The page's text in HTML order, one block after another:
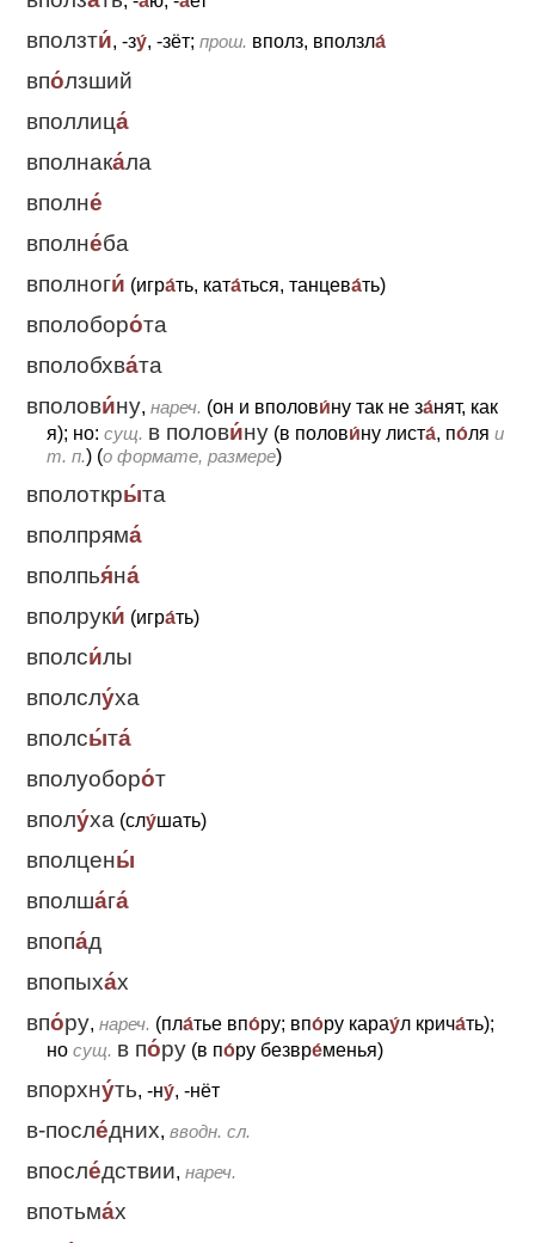
вползти́, -зу́, -зёт; прош. вполз, вползла́
впо́лзший
вполлица́
вполнака́ла
вполне́
вполне́ба
вполноги́ (игра́ть, ката́ться, танцева́ть)
вполоборо́та
вполобхва́та
вполови́ну, нареч. (он и вполови́ну так не за́нят, как
я); но: сущ. в полови́ну (в полови́ну листа́, по́ля и
т. п.) (о формате, размере)
вполоткры́та
вполпряма́
вполпья́на́
вполруки́ (игра́ть)
вполси́лы
вполслу́ха
вполсы́та́
вполуоборо́т
вполу́ха (слу́шать)
вполцены́
вполша́га́
впопа́д
впопыха́х
впо́ру, нареч. (пла́тье впо́ру; впо́ру карау́л крича́ть);
но сущ. в по́ру (в по́ру безвре́менья)
впорхну́ть, -ну́, -нёт
в-после́дних, вводн. сл.
впосле́дствии, нареч.
впотьма́х